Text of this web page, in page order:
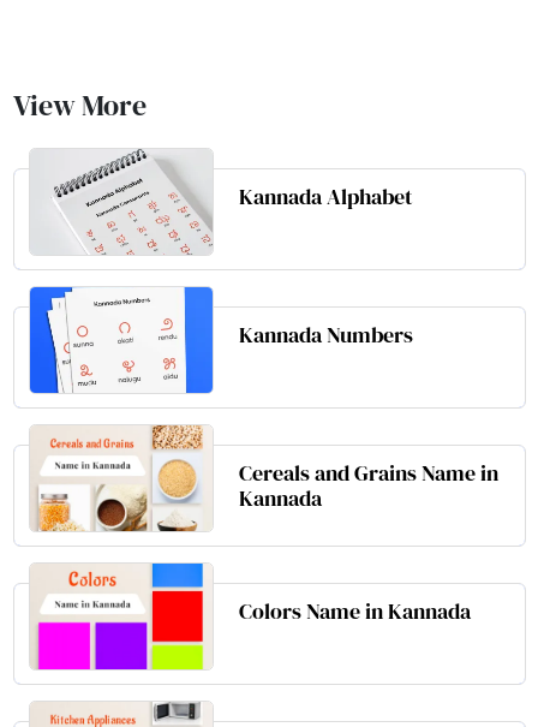
View More
Kannada Alphabet
Kannada Numbers
Cereals and Grains Name in
Kannada
Colors Name in Kannada